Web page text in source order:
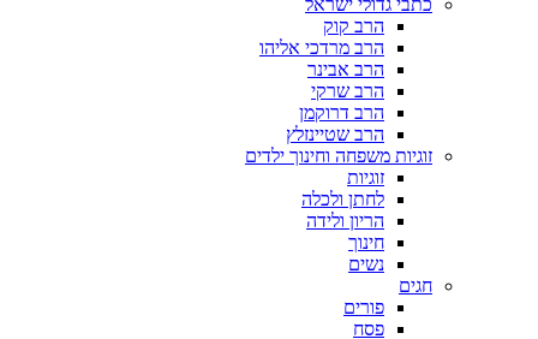
כתבי גדולי ישראל
הרב קוק
הרב מרדכי אליהו
הרב אבינר
הרב שרקי
הרב דרוקמן
הרב שטיינזלץ
זוגיות משפחה וחינוך ילדים
זוגיות
לחתן ולכלה
הריון ולידה
חינוך
נשים
חגים
פורים
פסח